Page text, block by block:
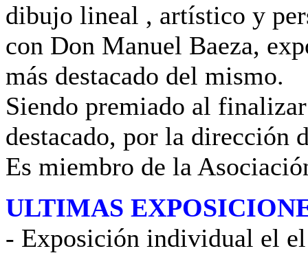
dibujo lineal , artístico y
con Don Manuel Baeza,
más destacado del mismo.
Siendo premiado al
destacado, por la dirección
Es miembro de la
ULTIMAS
- Exposición individual el